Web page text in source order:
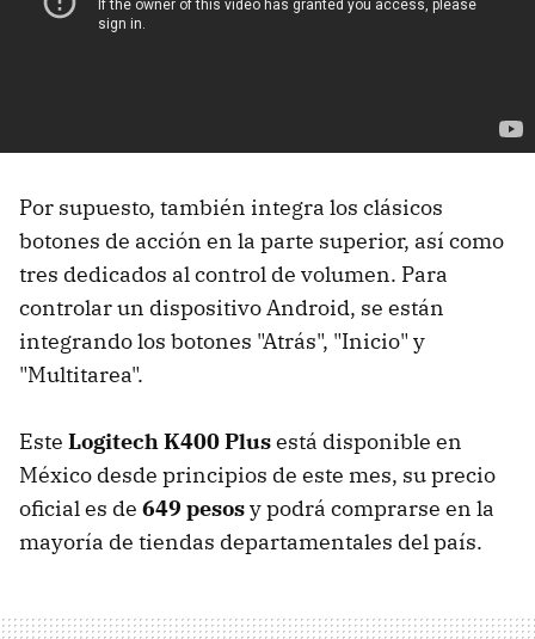
Por supuesto, también integra los clásicos
botones de acción en la parte superior, así como
tres dedicados al control de volumen. Para
controlar un dispositivo Android, se están
integrando los botones "Atrás", "Inicio" y
"Multitarea".
Este Logitech K400 Plusestá disponible en
México desde principios de este mes, su precio
oficial es de 649 pesosy podrá comprarse en la
mayoría de tiendas departamentales del país.